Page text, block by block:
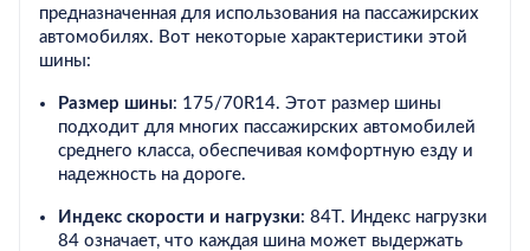
предназначенная для использования на пассажирских
автомобилях. Вот некоторые характеристики этой
шины:
Размер шины: 175/70R14. Этот размер шины
подходит для многих пассажирских автомобилей
среднего класса, обеспечивая комфортную езду и
надежность на дороге.
Индекс скорости и нагрузки: 84T. Индекс нагрузки
84 означает, что каждая шина может выдержать